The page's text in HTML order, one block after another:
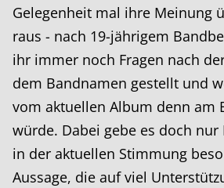
Gelegenheit mal ihre Meinung
raus - nach 19-jährigem
ihr immer noch Fragen nach
dem Bandnamen gestellt und
vom aktuellen Album denn am
würde. Dabei gebe es doch nur
in der aktuellen Stimmung
Aussage, die auf viel